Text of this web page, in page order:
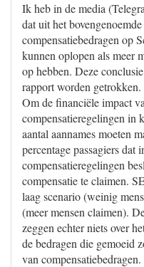
Ik heb in de media
dat uit het
compensatiebedragen op
kunnen oplopen als meer
op hebben. Deze
rapport worden getrokken.
Om de financiële impact
compensatieregelingen in
aantal aannames moeten
percentage passagiers dat
compensatieregelingen
compensatie te claimen.
laag scenario (weinig
(meer mensen claimen).
zeggen echter niets over
de bedragen die gemoeid
van compensatiebedragen.